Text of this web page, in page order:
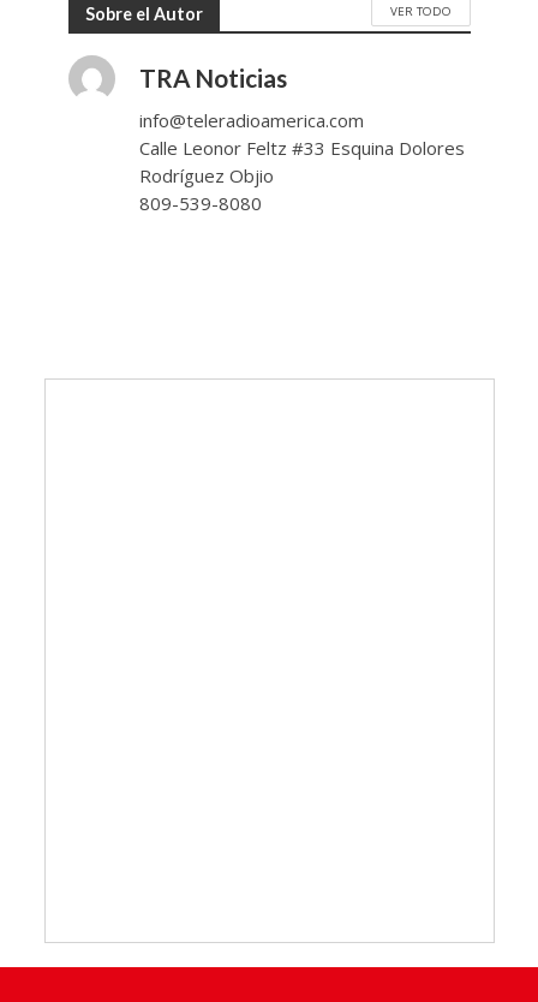
Sobre el Autor VER TODO
TRA Noticias
info@teleradioamerica.com
Calle Leonor Feltz #33 Esquina Dolores
Rodríguez Objio
809-539-8080